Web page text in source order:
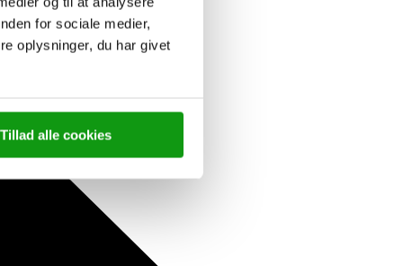
for sociale medier,
oplysninger, du har givet
Tillad alle cookies